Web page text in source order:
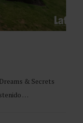
& Secrets
…